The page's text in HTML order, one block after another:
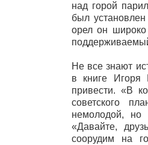
над горой
был
орел он широко
Не все знают
в книге Игоря
привести. «В
советского
немолодой, но
«Давайте,
соорудим на